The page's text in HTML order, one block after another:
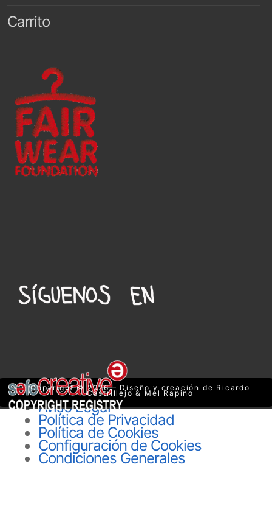
Carrito
Copyright © 2026 – Diseño y creación de Ricardo
Castrillejo & Mel Rapino
Aviso Legal
Política de Privacidad
Política de Cookies
Configuración de Cookies
Condiciones Generales